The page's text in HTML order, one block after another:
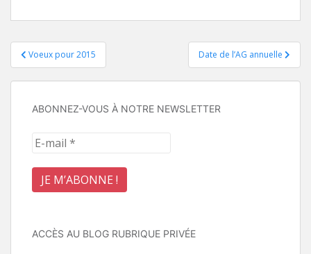
Navigation
de
l’article
Voeux pour 2015 Date de l’AG annuelle
ABONNEZ-VOUS À NOTRE NEWSLETTER
ACCÈS AU BLOG RUBRIQUE PRIVÉE